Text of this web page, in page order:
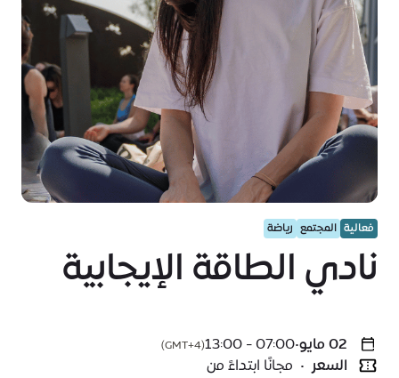
فعالية المجتمع رياضة
نادي الطاقة الإيجابية
02 مايو •
07:00 - 13:00
(GMT+4)
السعر • مجانًا ابتداءً من